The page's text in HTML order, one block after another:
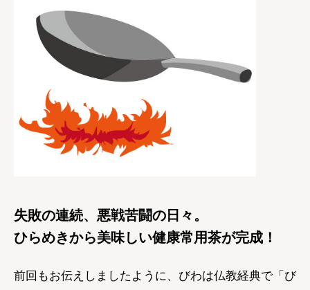
失敗の連続、悪戦苦闘の日々。
ひらめきから美味しい健康常用茶が完成！
前回もお伝えしましたように、びわは仏教経典で「び